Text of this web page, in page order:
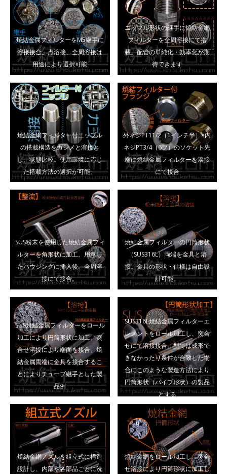
焼結金属フィルターをM5継手に
溶接接合。点溶接、全周溶接は
用途により選択可能
ニップル形状の継手に焼結金網
フィルターを全周溶接にて搭
載。配管の単純化・効率化が期
待できます
焼結金網フィルター付ニップル
の搭載構造をカシメと溶接と
し、状態比較。使用環境に応じ
た搭載方法の選択が可能。
外ネジPT11/2（1インチ半）×内
ネジPT3/4（6ブ）のソケット先
端に焼結金属フィルターを溶接
にて接合
SUS粉末を使用した焼結金属フィ
ルターを角形状に加工。用意し
たハウジングに挿入後、全周溶
接にて接合。
焼結金属フィルターの円筒形状
（SUS316L）両端を金具と溶
接。金具の形状・仕様は自由設
計可能。
SUS焼結金属フィルターをロール
加工により円筒形状に加工。突
合せ溶接により端面を接合。焼
結金属両端に金具を接合するこ
とによりチューブ継手とした製
品例
SUS316L焼結金属フィルターエ
レメントをロール加工し、突合
せにて溶接接合。型では成形で
きなかったり条件が合致した場
合にこのような製造方法により
円筒形状（パイプ形状）の製品
とする
焼結金網ノズルを組立式に構造
設計し、内部や各部品ごとに洗
焼結金網をロール加工し、突合
せ溶接により円筒形状に加工し